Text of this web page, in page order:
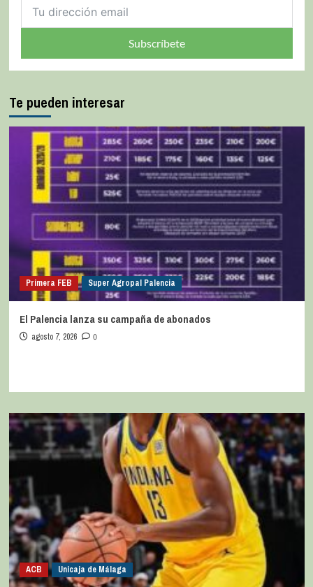
Subscríbete
Te pueden interesar
Primera FEB Super Agropal Palencia
El Palencia lanza su campaña de abonados
agosto 7, 2026 0
ACB Unicaja de Málaga